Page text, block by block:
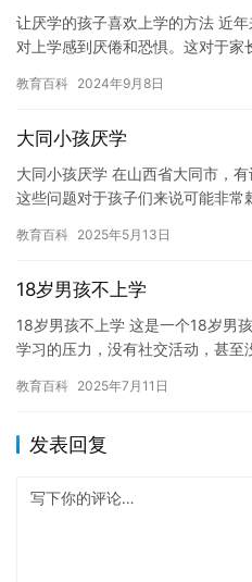
让厌学的孩子喜欢上学的方法 近
对上学感到厌倦和恐惧。这对于
们…
教育百科 2024年9月8日
大同小孩厌学
大同小孩厌学 在山西省大同市，
这些问题对于孩子们来说可能非常
忧。…
教育百科 2025年5月13日
18岁男孩不上学
18岁男孩不上学 这是一个18岁男
学习的压力，没有社交活动，甚
教育百科 2025年7月11日
发表回复